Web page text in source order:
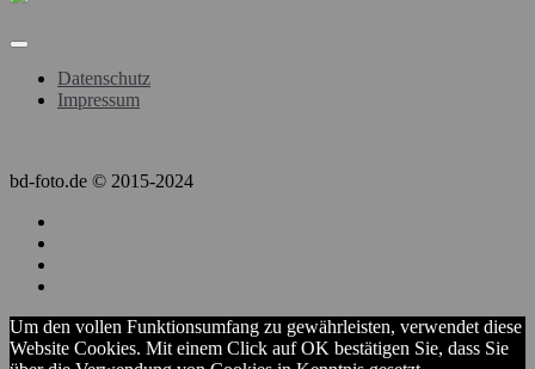
Datenschutz
Impressum
bd-foto.de © 2015-2024
Um den vollen Funktionsumfang zu gewährleisten, verwendet diese
Website Cookies. Mit einem Click auf OK bestätigen Sie, dass Sie